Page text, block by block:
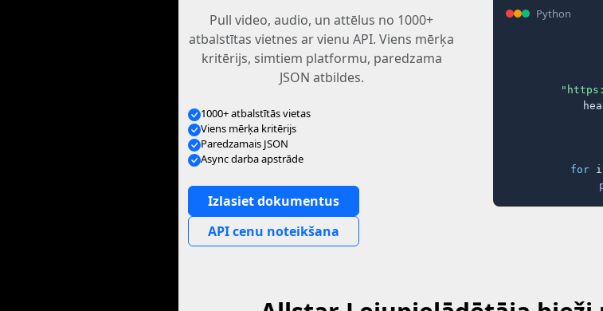
Pull video, audio, un attēlus no 1000+
atbalstītas vietnes ar vienu API. Viens mērķa
kritērijs, simtiem platformu, paredzama
JSON atbildes.
1000+ atbalstītās vietas
Viens mērķa kritērijs
Paredzamais JSON
Async darba apstrāde
Izlasiet dokumentus
API cenu noteikšana
Python
for